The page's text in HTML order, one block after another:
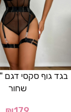
שחור